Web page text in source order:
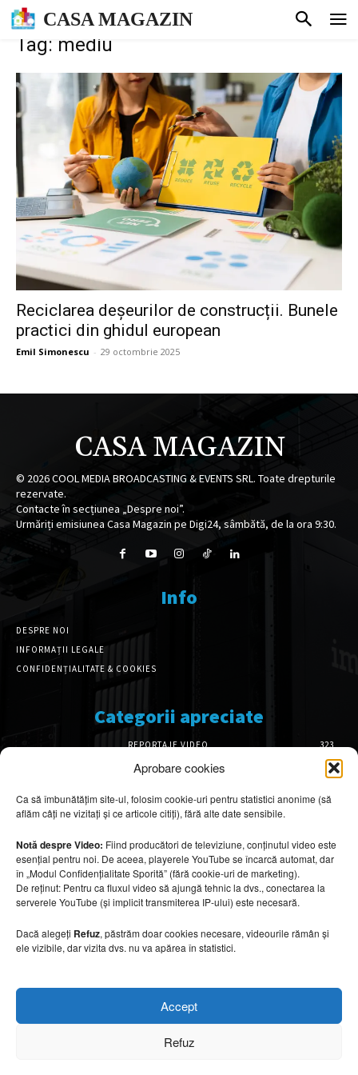
Aprobare cookies
Ca să îmbunătățim site-ul, folosim cookie-uri pentru statistici anonime (să
aflăm câți ne vizitați și ce articole citiți), fără alte date sensibile.
Notă despre Video: Fiind producători de televiziune, conținutul video este
esențial pentru noi. De aceea, playerele YouTube se încarcă automat, dar
în „Modul Confidențialitate Sporită” (fără cookie-uri de marketing).
De reținut: Pentru ca fluxul video să ajungă tehnic la dvs., conectarea la
serverele YouTube (și implicit transmiterea IP-ului) este necesară.
Dacă alegeți Refuz, păstrăm doar cookies necesare, videourile rămân și
ele vizibile, dar vizita dvs. nu va apărea în statistici.
Accept
Refuz
CASA MAGAZIN
Tag: mediu
Reciclarea deșeurilor de construcții. Bunele
practici din ghidul european
Emil Simonescu - 29 octombrie 2025
CASA MAGAZIN
© 2026COOL MEDIA BROADCASTING & EVENTS SRL. Toate drepturile
rezervate.
Contacte în secțiunea „Despre noi”.
Urmăriți emisiunea Casa Magazin pe Digi24, sâmbătă, de la ora 9:30.
Info
DESPRE NOI
INFORMAȚII LEGALE
CONFIDENȚIALITATE & COOKIES
Categorii apreciate
REPORTAJE VIDEO
323
AMENAJĂRI INTERIOARE
126
DESIGN INTERIOR
64
ARHITECTURĂ & DESIGN
OPINII & ANALIZE
43
Articole recomandate
Cele mai impresionante cabane moderne
7 august 2026
Ouse Valley Viaduct, construcția care
7 august 2026